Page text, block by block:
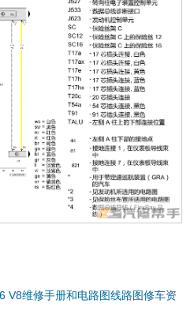
V8维修手册和电路图线路图修车资